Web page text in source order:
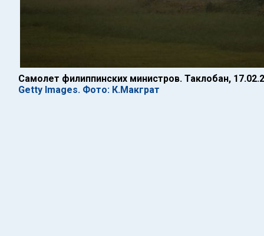
Самолет филиппинских министров. Таклобан,
Getty Images. Фото: К.Макграт